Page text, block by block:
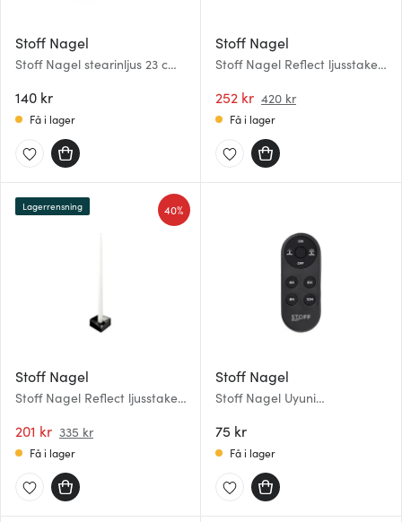
Stoff Nagel
Stoff Nagel stearinljus 23 cm
140 kr
Få i lager
Stoff Nagel
Stoff Nagel Reflect ljusstake
252 kr 420 kr
Få i lager
Stoff Nagel
Stoff Nagel Reflect ljusstake
201 kr 335 kr
40%
Lagerrensning
Få i lager
Stoff Nagel
Stoff Nagel Uyuni
75 kr
Få i lager